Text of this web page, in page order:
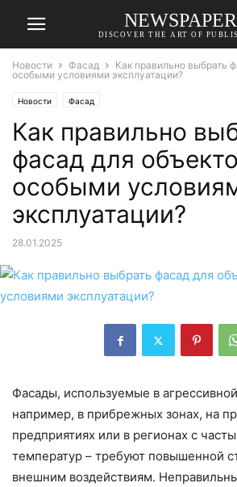
NEWSPAPER
DISCOVER THE ART OF
Новости Фасад
Как правильно выбрать
особыми условиями эксплуатации?
Новости Фасад
Как правильно
фасад для
особыми
эксплуатации?
28.01.2025
Фасады, используемые в
например, в прибрежных зонах, на
предприятиях или в регионах с
температур – требуют повышенной
внешним воздействиям.